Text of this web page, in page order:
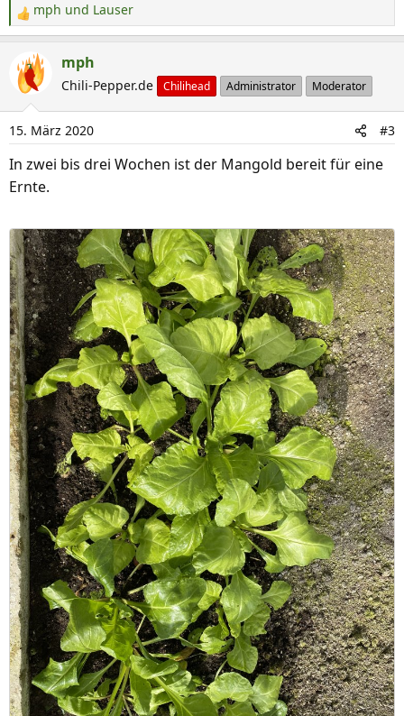
R
e
a
k
i
o
n
mph und Lauser
mph
Chili-Pepper.de Chilihead Administrator Moderator
15. März 2020 #3
In zwei bis drei Wochen ist der Mangold bereit für eine
Ernte.